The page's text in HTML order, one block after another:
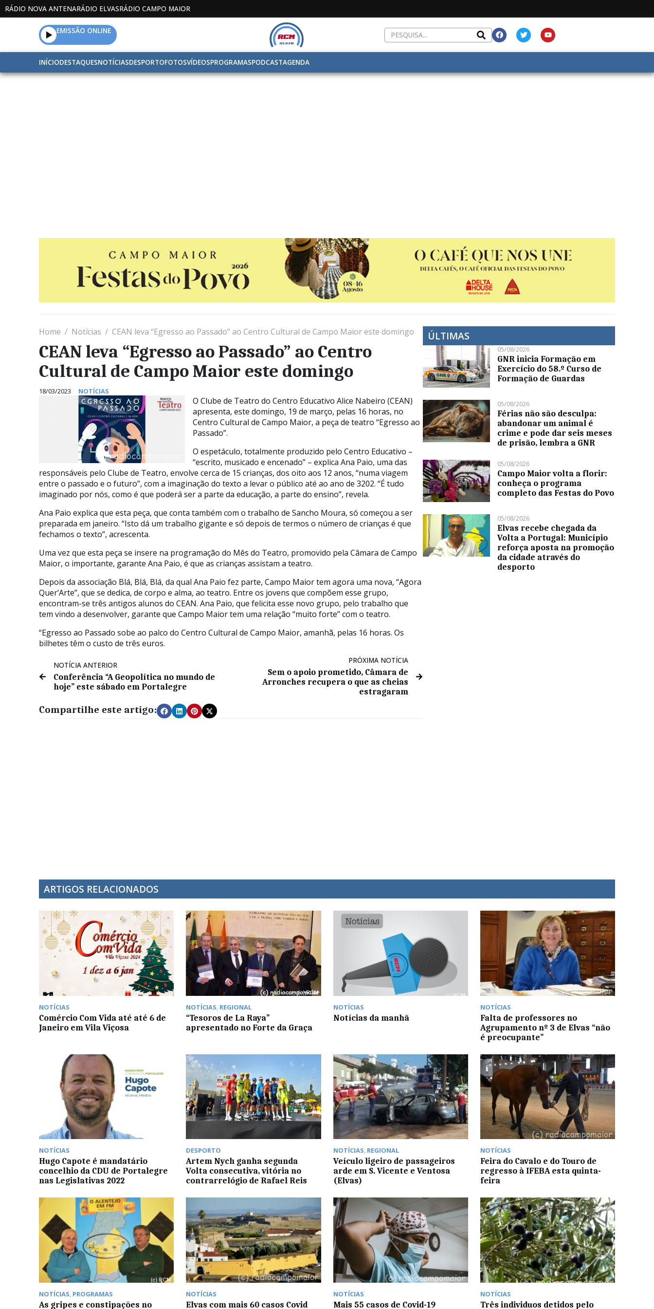
RÁDIO NOVA ANTENARÁDIO ELVASRÁDIO CAMPO MAIOR
EMISSÃO ONLINE
INÍCIODESTAQUESNOTÍCIASDESPORTOFOTOSVÍDEOSPROGRAMASPODCASTAGENDA
Home Notícias CEAN leva “Egresso ao Passado” ao Centro Cultural de Campo Maior este domingo
CEAN leva “Egresso ao Passado” ao Centro
Cultural de Campo Maior este domingo
18/03/2023 NOTÍCIAS
O Clube de Teatro do Centro Educativo Alice Nabeiro (CEAN)
apresenta, este domingo, 19 de março, pelas 16 horas, no
Centro Cultural de Campo Maior, a peça de teatro “Egresso ao
Passado”.
O espetáculo, totalmente produzido pelo Centro Educativo –
“escrito, musicado e encenado” – explica Ana Paio, uma das
responsáveis pelo Clube de Teatro, envolve cerca de 15 crianças, dos oito aos 12 anos, “numa viagem
entre o passado e o futuro”, com a imaginação do texto a levar o público até ao ano de 3202. “É tudo
imaginado por nós, como é que poderá ser a parte da educação, a parte do ensino”, revela.
Ana Paio explica que esta peça, que conta também com o trabalho de Sancho Moura, só começou a ser
preparada em janeiro. “Isto dá um trabalho gigante e só depois de termos o número de crianças é que
fechamos o texto”, acrescenta.
Uma vez que esta peça se insere na programação do Mês do Teatro, promovido pela Câmara de Campo
Maior, o importante, garante Ana Paio, é que as crianças assistam a teatro.
Depois da associação Blá, Blá, Blá, da qual Ana Paio fez parte, Campo Maior tem agora uma nova, “Agora
Quer’Arte”, que se dedica, de corpo e alma, ao teatro. Entre os jovens que compõem esse grupo,
encontram-se três antigos alunos do CEAN. Ana Paio, que felicita esse novo grupo, pelo trabalho que
tem vindo a desenvolver, garante que Campo Maior tem uma relação “muito forte” com o teatro.
“Egresso ao Passado sobe ao palco do Centro Cultural de Campo Maior, amanhã, pelas 16 horas. Os
bilhetes têm o custo de três euros.
NOTÍCIA ANTERIOR
Conferência “A Geopolítica no mundo de
hoje” este sábado em Portalegre
PRÓXIMA NOTÍCIA
Sem o apoio prometido, Câmara de
Arronches recupera o que as cheias
estragaram
Compartilhe este artigo:
ÚLTIMAS
05/08/2026
GNR inicia Formação em
Exercício do 58.º Curso de
Formação de Guardas
05/08/2026
Férias não são desculpa:
abandonar um animal é
crime e pode dar seis meses
de prisão, lembra a GNR
05/08/2026
Campo Maior volta a florir:
conheça o programa
completo das Festas do Povo
05/08/2026
Elvas recebe chegada da
Volta a Portugal: Município
reforça aposta na promoção
da cidade através do
desporto
ARTIGOS RELACIONADOS
NOTÍCIAS
Comércio Com Vida até até 6 de
Janeiro em Vila Viçosa
NOTÍCIAS, REGIONAL
“Tesoros de La Raya”
apresentado no Forte da Graça
NOTÍCIAS
Notícias da manhã
NOTÍCIAS
Falta de professores no
Agrupamento nº 3 de Elvas “não
é preocupante”
NOTÍCIAS
Hugo Capote é mandatário
concelhio da CDU de Portalegre
nas Legislativas 2022
DESPORTO
Artem Nych ganha segunda
Volta consecutiva, vitória no
contrarrelógio de Rafael Reis
NOTÍCIAS, REGIONAL
Veículo ligeiro de passageiros
arde em S. Vicente e Ventosa
(Elvas)
NOTÍCIAS
Feira do Cavalo e do Touro de
regresso à IFEBA esta quinta-
feira
NOTÍCIAS, PROGRAMAS
As gripes e constipações no
NOTÍCIAS
Elvas com mais 60 casos Covid
NOTÍCIAS
Mais 55 casos de Covid-19
NOTÍCIAS
Três individuos detidos pelo